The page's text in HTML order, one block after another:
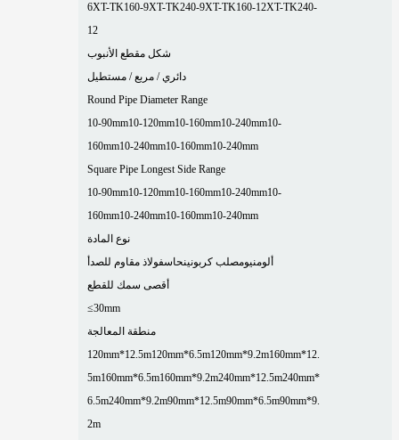
6XT-TK160-9XT-TK240-9XT-TK160-12XT-TK240-
12
شكل مقطع الأنبوب
دائري / مربع / مستطيل
Round Pipe Diameter Range
10-90mm10-120mm10-160mm10-240mm10-
160mm10-240mm10-160mm10-240mm
Square Pipe Longest Side Range
10-90mm10-120mm10-160mm10-240mm10-
160mm10-240mm10-160mm10-240mm
نوع المادة
ألومنيومصلب كربونينحاسفولاذ مقاوم للصدأ
أقصى سمك للقطع
≤30mm
منطقة المعالجة
120mm*12.5m120mm*6.5m120mm*9.2m160mm*12.
5m160mm*6.5m160mm*9.2m240mm*12.5m240mm*
6.5m240mm*9.2m90mm*12.5m90mm*6.5m90mm*9.
2m